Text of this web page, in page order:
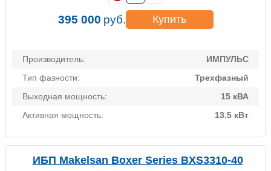
Производитель:
ИМПУЛЬС
Тип фазности:
Трехфазный
Выходная мощность:
15 кВА
Активная мощность:
13.5 кВт
395 000 руб. Купить
ИБП Makelsan Boxer Series BXS3310-40